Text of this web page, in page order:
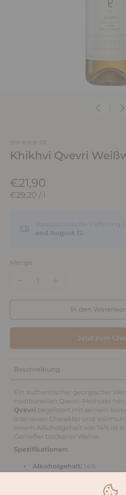
(0)
Khikhvi Qvevri
€21,90
€29,20 /
Voraussichtliche Lieferung
and August 12.
Menge
In den
Jetzt zum
Beschreibung
Ein authentischer georgischer
traditionellen Qvevri-Methode
Qvevri begeistert mit seinem
intensiven Charakter und
einem Alkoholgehalt von 14% ist
Genießer trockener Weine.
Spezifikationen:
Alkoholgehalt:14%